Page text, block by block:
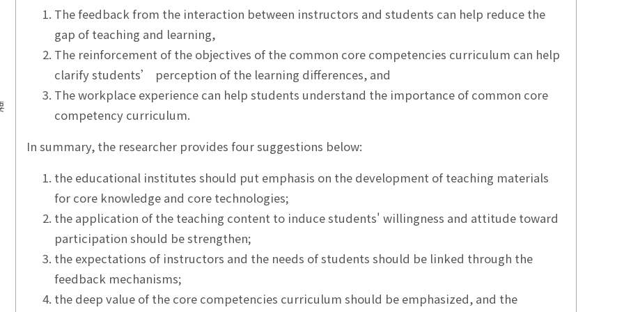
The feedback from the interaction between instructors and students can help reduce the
gap of teaching and learning,
The reinforcement of the objectives of the common core competencies curriculum can help
clarify students’ perception of the learning differences, and
The workplace experience can help students understand the importance of common core
competency curriculum.
In summary, the researcher provides four suggestions below:
the educational institutes should put emphasis on the development of teaching materials
for core knowledge and core technologies;
the application of the teaching content to induce students' willingness and attitude toward
participation should be strengthen;
the expectations of instructors and the needs of students should be linked through the
feedback mechanisms;
the deep value of the core competencies curriculum should be emphasized, and the